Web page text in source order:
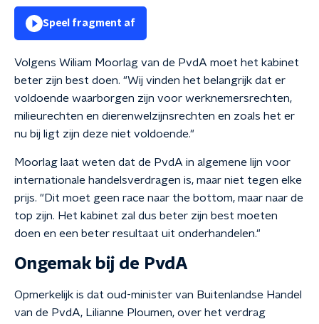
Speel fragment af
Volgens Wiliam Moorlag van de PvdA moet het kabinet
beter zijn best doen. "Wij vinden het belangrijk dat er
voldoende waarborgen zijn voor werknemersrechten,
milieurechten en dierenwelzijnsrechten en zoals het er
nu bij ligt zijn deze niet voldoende."
Moorlag laat weten dat de PvdA in algemene lijn voor
internationale handelsverdragen is, maar niet tegen elke
prijs. "Dit moet geen race naar the bottom, maar naar de
top zijn. Het kabinet zal dus beter zijn best moeten
doen en een beter resultaat uit onderhandelen."
Ongemak bij de PvdA
Opmerkelijk is dat oud-minister van Buitenlandse Handel
van de PvdA, Lilianne Ploumen, over het verdrag